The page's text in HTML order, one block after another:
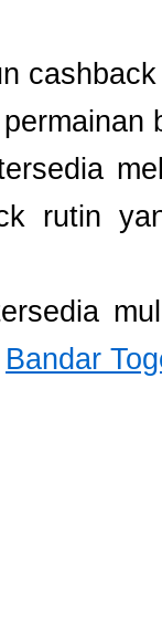
rutin
Bandar